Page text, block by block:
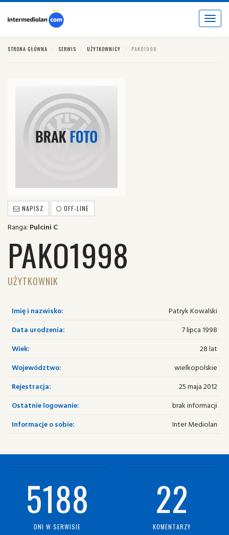
Toggle
STRONA GŁÓWNA SERWIS UŻYTKOWNICY PAKO1998
NAPISZ OFF-LINE
Ranga: Pulcini C
PAKO1998
UŻYTKOWNIK
Imię i nazwisko:
Patryk Kowalski
Data urodzenia:
7 lipca 1998
Wiek:
28 lat
Województwo:
wielkopolskie
Rejestracja:
25 maja 2012
Ostatnie logowanie:
brak informacji
Informacje o sobie:
Inter Mediolan
5188
DNI W SERWISIE
22
KOMENTARZY